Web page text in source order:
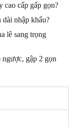
cao cấp gấp gọn?
dài nhập khẩu?
lê sang trọng
ngược, gập 2 gọn